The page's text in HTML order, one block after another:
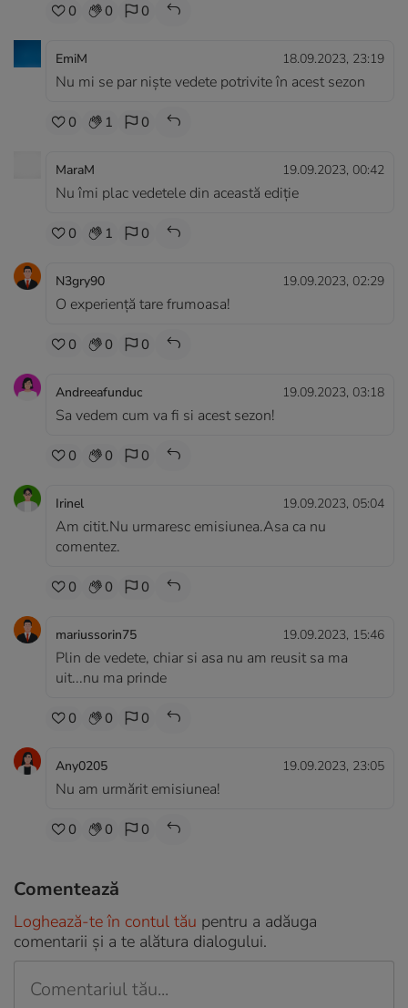
0 0 0
EmiM 18.09.2023, 23:19
Nu mi se par niște vedete potrivite în acest sezon
0 1 0
MaraM 19.09.2023, 00:42
Nu îmi plac vedetele din această ediție
0 1 0
N3gry90 19.09.2023, 02:29
O experiență tare frumoasa!
0 0 0
Andreeafunduc 19.09.2023, 03:18
Sa vedem cum va fi si acest sezon!
0 0 0
Irinel 19.09.2023, 05:04
Am citit.Nu urmaresc emisiunea.Asa ca nu
comentez.
0 0 0
mariussorin75 19.09.2023, 15:46
Plin de vedete, chiar si asa nu am reusit sa ma
uit...nu ma prinde
0 0 0
Any0205 19.09.2023, 23:05
Nu am urmărit emisiunea!
0 0 0
Comentează
Loghează-te în contul tău pentru a adăuga
comentarii și a te alătura dialogului.